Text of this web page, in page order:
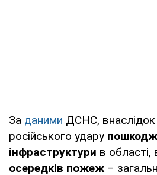
За даними ДСНС, внаслідок
російського удару
інфраструктури в області,
осередків пожеж –